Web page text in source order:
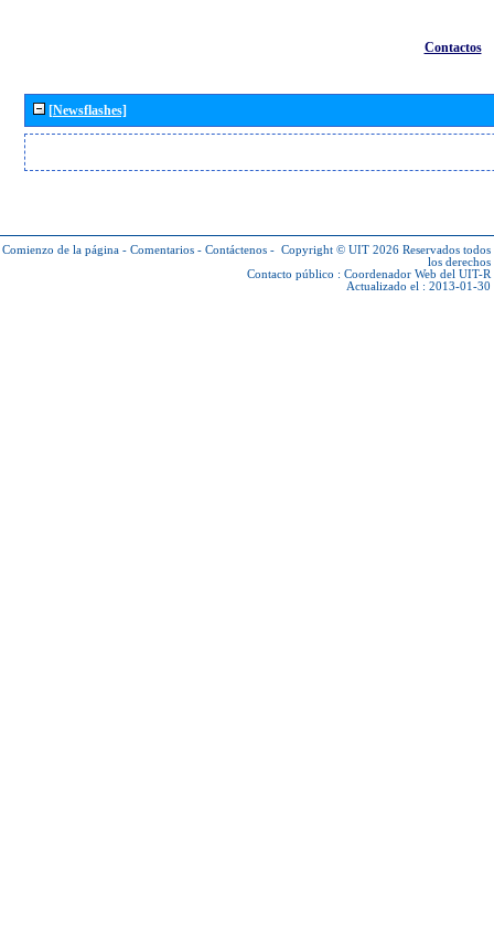
Contactos
[Newsflashes]
Comienzo de la página - Comentarios - Contáctenos - Copyright © UIT 2026 Reservados todos
los derechos
Contacto público : Coordenador Web del UIT-R
Actualizado el : 2013-01-30